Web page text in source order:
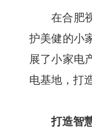
在合肥视
护美健的小
展了小家电
电基地，打
打造智慧